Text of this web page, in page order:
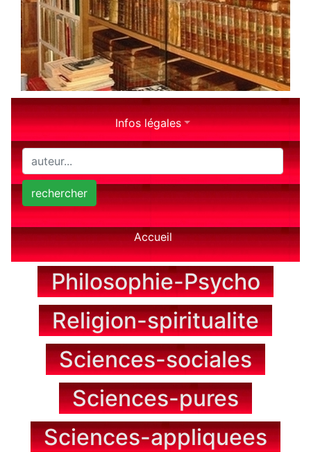
Infos légales
rechercher
Accueil
Philosophie-Psycho
Religion-spiritualite
Sciences-sociales
Sciences-pures
Sciences-appliquees